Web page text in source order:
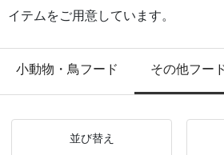
イテムをご用意しています。
小動物・鳥フード その他フー
並び替え